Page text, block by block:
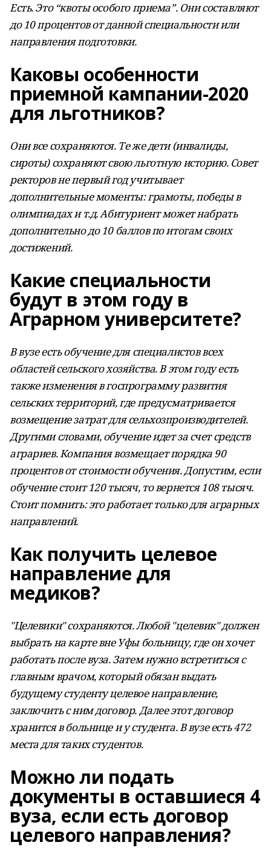
Есть. Это “квоты особого приема”. Они составляют
до 10 процентов от данной специальности или
направления подготовки.
Каковы особенности
приемной кампании-2020
для льготников?
Они все сохраняются. Те же дети (инвалиды,
сироты) сохраняют свою льготную историю. Совет
ректоров не первый год учитывает
дополнительные моменты: грамоты, победы в
олимпиадах и т.д. Абитуриент может набрать
дополнительно до 10 баллов по итогам своих
достижений.
Какие специальности
будут в этом году в
Аграрном университете?
В вузе есть обучение для специалистов всех
областей сельского хозяйства. В этом году есть
также изменения в госпрограмму развития
сельских территорий, где предусматривается
возмещение затрат для сельхозпроизводителей.
Другими словами, обучение идет за счет средств
аграриев. Компания возмещает порядка 90
процентов от стоимости обучения. Допустим, если
обучение стоит 120 тысяч, то вернется 108 тысяч.
Стоит помнить: это работает только для аграрных
направлений.
Как получить целевое
направление для
медиков?
"Целевики" сохраняются. Любой "целевик" должен
выбрать на карте вне Уфы больницу, где он хочет
работать после вуза. Затем нужно встретиться с
главным врачом, который обязан выдать
будущему студенту целевое направление,
заключить с ним договор. Далее этот договор
хранится в больнице и у студента. В вузе есть 472
места для таких студентов.
Можно ли подать
документы в оставшиеся 4
вуза, если есть договор
целевого направления?